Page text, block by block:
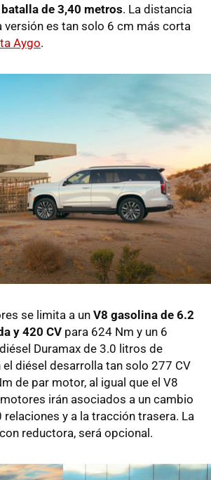
de 3,40 metros. La distancia
versión es tan solo 6 cm más corta
Aygo.
se limita a un V8 gasolina de 6.2
y 420 CV para 624 Nm y un 6
Duramax de 3.0 litros de
el diésel desarrolla tan solo 277 CV
de par motor, al igual que el V8
irán asociados a un cambio
y a la tracción trasera. La
reductora, será opcional.